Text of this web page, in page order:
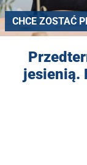
CHCE ZOSTAĆ
jesienią.